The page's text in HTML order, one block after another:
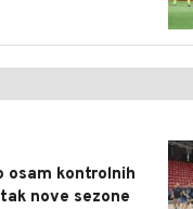
osam kontrolnih
nove sezone